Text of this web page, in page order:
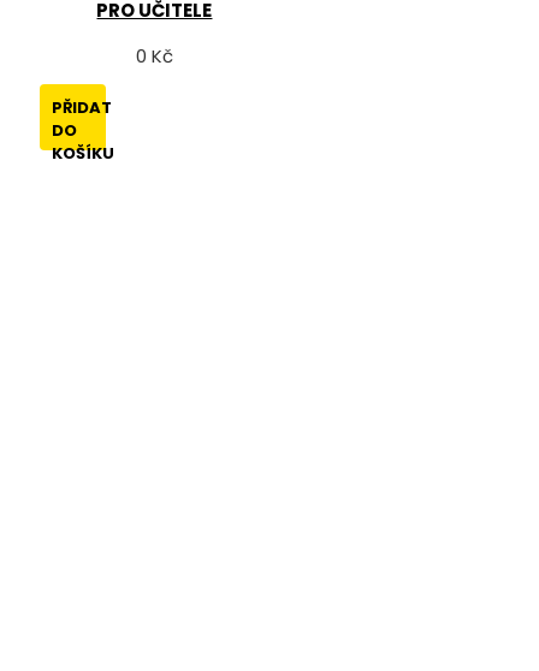
PRO UČITELE
0 Kč
PŘIDAT
DO
KOŠÍKU